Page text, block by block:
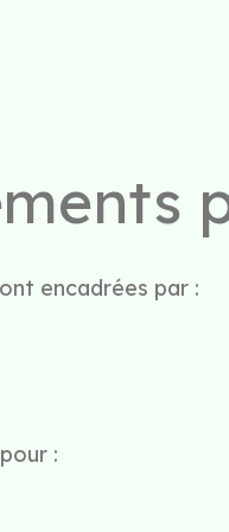
encadrées par :
: